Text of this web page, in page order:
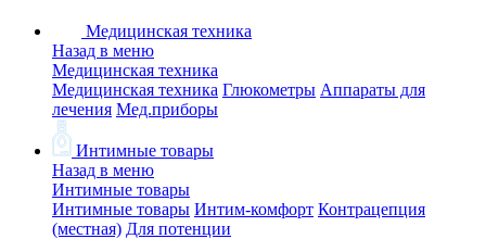
Медицинская техника
Назад в меню
Медицинская техника
Медицинская техника Глюкометры Аппараты для
лечения Мед.приборы
Интимные товары
Назад в меню
Интимные товары
Интимные товары Интим-комфорт Контрацепция
(местная) Для потенции